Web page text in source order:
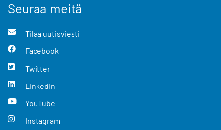
Seuraa meitä
Tilaa uutisviesti
Facebook
Twitter
LinkedIn
YouTube
Instagram